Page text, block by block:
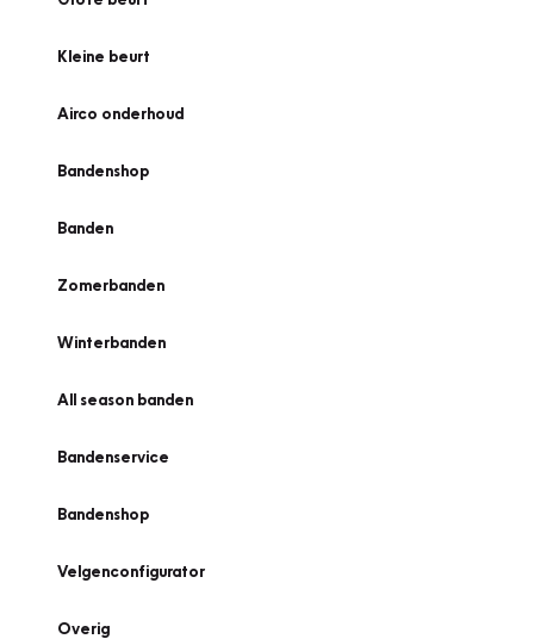
Kleine beurt
Airco onderhoud
Bandenshop
Banden
Zomerbanden
Winterbanden
All season banden
Bandenservice
Bandenshop
Velgenconfigurator
Overig